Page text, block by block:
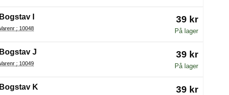
Bogstav I
Varenr : 10048
39 kr
På lager
Bogstav J
Varenr : 10049
39 kr
På lager
Bogstav K 39 kr